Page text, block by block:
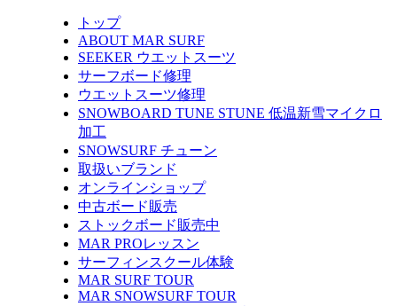
トップ
ABOUT MAR SURF
SEEKER ウエットスーツ
サーフボード修理
ウエットスーツ修理
SNOWBOARD TUNE STUNE 低温新雪マイクロ
加工
SNOWSURF チューン
取扱いブランド
オンラインショップ
中古ボード販売
ストックボード販売中
MAR PROレッスン
サーフィンスクール体験
MAR SURF TOUR
MAR SNOWSURF TOUR